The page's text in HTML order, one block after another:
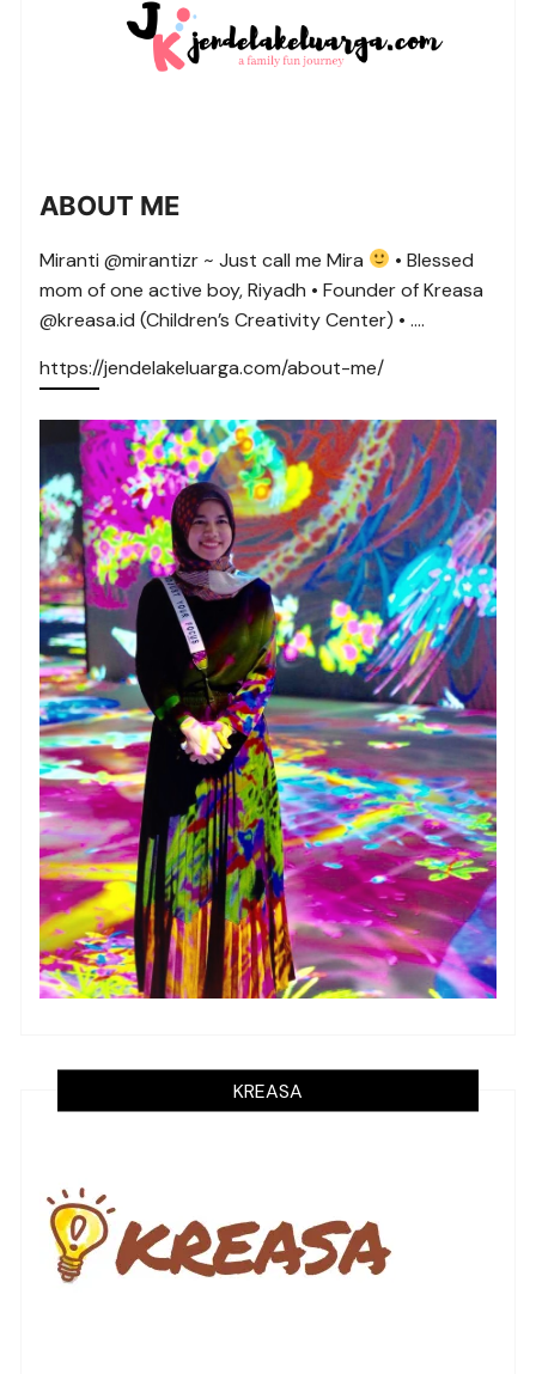
ABOUT ME
Miranti @mirantizr ~ Just call me Mira
• Blessed
mom of one active boy, Riyadh • Founder of Kreasa
@kreasa.id (Children’s Creativity Center) • ….
https://jendelakeluarga.com/about-me/
KREASA